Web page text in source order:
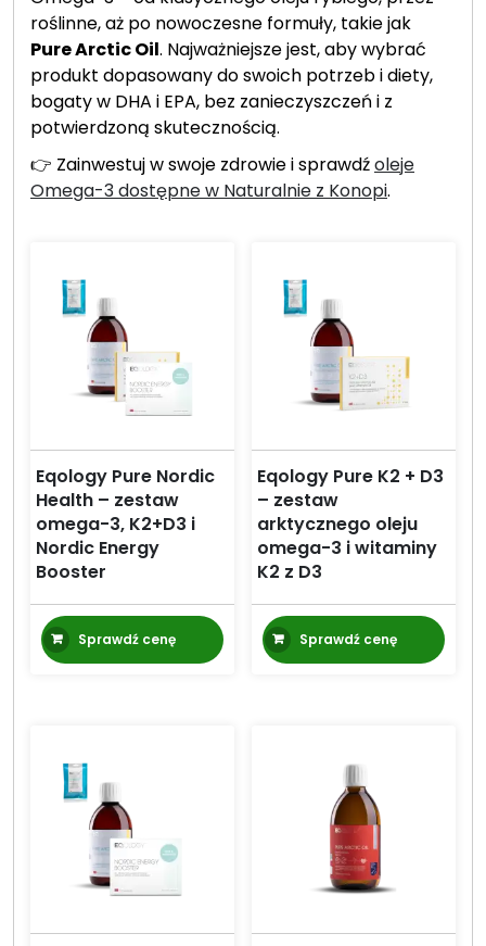
roślinne, aż po nowoczesne formuły, takie jak
Pure Arctic Oil. Najważniejsze jest, aby wybrać
produkt dopasowany do swoich potrzeb i diety,
bogaty w DHA i EPA, bez zanieczyszczeń i z
potwierdzoną skutecznością.
👉 Zainwestuj w swoje zdrowie i sprawdźoleje
Omega-3 dostępne w Naturalnie z Konopi.
Eqology Pure Nordic
Health – zestaw
omega-3, K2+D3 i
Nordic Energy
Booster
Sprawdź cenę
Eqology Pure K2 + D3
– zestaw
arktycznego oleju
omega-3 i witaminy
K2 z D3
Sprawdź cenę